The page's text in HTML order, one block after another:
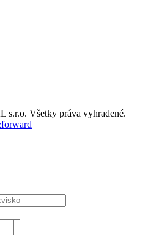
Všetky práva vyhradené.